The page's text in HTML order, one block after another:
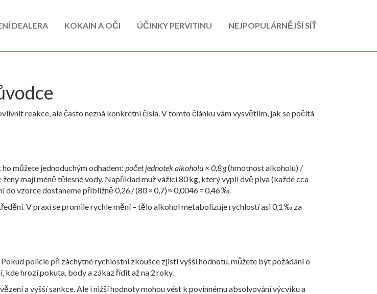
DEALERA KOKAIN A OČI ÚČINKY PERVITINU NEJPOPULÁRNĚJŠÍ SÍŤ
reakce, ale často nezná konkrétní čísla. V tomto článku vám vysvětlím, jak se počítá
můžete jednoduchým odhadem: počet jednotek alkoholu × 0,8 g(hmotnost alkoholu) /
mají méně tělesné vody. Například muž vážící 80 kg, který vypil dvě piva (každé cca
do vzorce dostaneme přibližně 0,26 / (80 × 0,7) ≈ 0,0046 = 0,46 ‰.
V praxi se promile rychle mění – tělo alkohol metabolizuje rychlostí asi 0,1 ‰ za
policie při záchytné rychlostní zkoušce zjistí vyšší hodnotu, můžete být požádáni o
hrozí pokuta, body a zákaz řídit až na 2 roky.
a vyšší sankce. Ale i nižší hodnoty mohou vést k povinnému absolvování výcviku a